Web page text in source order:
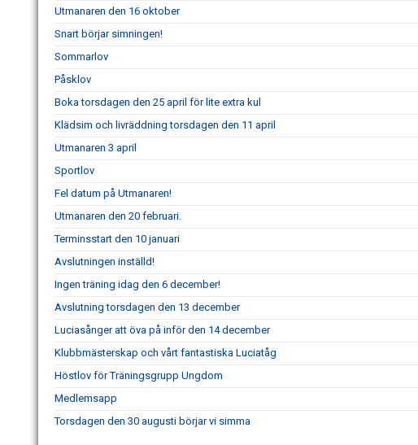
Utmanaren den 16 oktober
Snart börjar simningen!
Sommarlov
Påsklov
Boka torsdagen den 25 april för lite extra kul
Klädsim och livräddning torsdagen den 11 april
Utmanaren 3 april
Sportlov
Fel datum på Utmanaren!
Utmanaren den 20 februari.
Terminsstart den 10 januari
Avslutningen inställd!
Ingen träning idag den 6 december!
Avslutning torsdagen den 13 december
Luciasånger att öva på inför den 14 december
Klubbmästerskap och vårt fantastiska Luciatåg
Höstlov för Träningsgrupp Ungdom
Medlemsapp
Torsdagen den 30 augusti börjar vi simma